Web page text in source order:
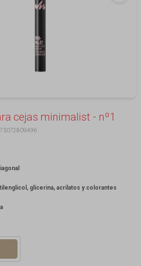
cejas minimalist - nº1
glicerina, acrilatos y colorantes